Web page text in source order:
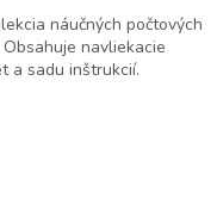
náučných počtových
navliekacie
a sadu inštrukcií.